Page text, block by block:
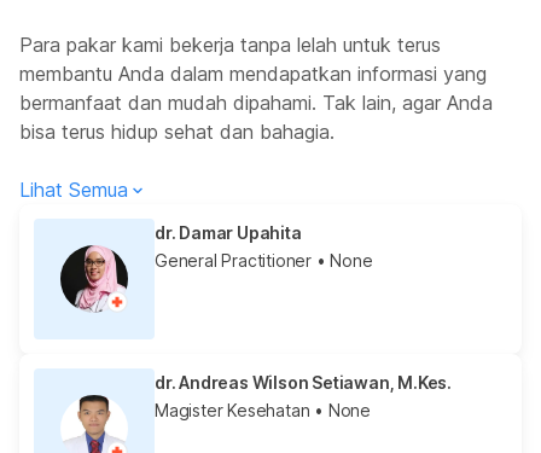
Para pakar kami bekerja tanpa lelah untuk terus
membantu Anda dalam mendapatkan informasi yang
bermanfaat dan mudah dipahami. Tak lain, agar Anda
bisa terus hidup sehat dan bahagia.
Lihat Semua
dr. Damar Upahita
General Practitioner • None
dr. Andreas Wilson Setiawan, M.Kes.
Magister Kesehatan • None